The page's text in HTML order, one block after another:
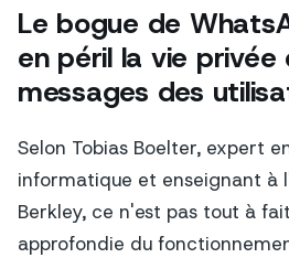
Le bogue de
en péril la vie privée
messages des
Selon Tobias Boelter, expert
informatique et enseignant à
Berkley, ce n'est pas tout à
approfondie du